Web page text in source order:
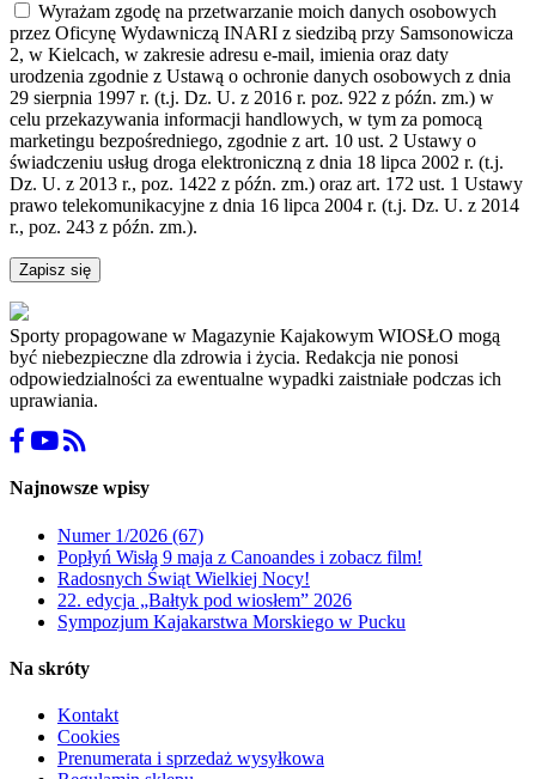
Wyrażam zgodę na przetwarzanie moich danych osobowych
przez Oficynę Wydawniczą INARI z siedzibą przy Samsonowicza
2, w Kielcach, w zakresie adresu e-mail, imienia oraz daty
urodzenia zgodnie z Ustawą o ochronie danych osobowych z dnia
29 sierpnia 1997 r. (t.j. Dz. U. z 2016 r. poz. 922 z późn. zm.) w
celu przekazywania informacji handlowych, w tym za pomocą
marketingu bezpośredniego, zgodnie z art. 10 ust. 2 Ustawy o
świadczeniu usług droga elektroniczną z dnia 18 lipca 2002 r. (t.j.
Dz. U. z 2013 r., poz. 1422 z późn. zm.) oraz art. 172 ust. 1 Ustawy
prawo telekomunikacyjne z dnia 16 lipca 2004 r. (t.j. Dz. U. z 2014
r., poz. 243 z późn. zm.).
Zapisz się
Sporty propagowane w Magazynie Kajakowym WIOSŁO mogą
być niebezpieczne dla zdrowia i życia. Redakcja nie ponosi
odpowiedzialności za ewentualne wypadki zaistniałe podczas ich
uprawiania.
Najnowsze wpisy
Numer 1/2026 (67)
Popłyń Wisłą 9 maja z Canoandes i zobacz film!
Radosnych Świąt Wielkiej Nocy!
22. edycja „Bałtyk pod wiosłem” 2026
Sympozjum Kajakarstwa Morskiego w Pucku
Na skróty
Kontakt
Cookies
Prenumerata i sprzedaż wysyłkowa